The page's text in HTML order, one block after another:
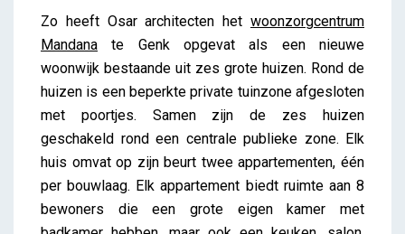
Zo heeft Osar architecten het woonzorgcentrum
Mandana te Genk opgevat als een nieuwe
woonwijk bestaande uit zes grote huizen. Rond de
huizen is een beperkte private tuinzone afgesloten
met poortjes. Samen zijn de zes huizen
geschakeld rond een centrale publieke zone. Elk
huis omvat op zijn beurt twee appartementen, één
per bouwlaag. Elk appartement biedt ruimte aan 8
bewoners die een grote eigen kamer met